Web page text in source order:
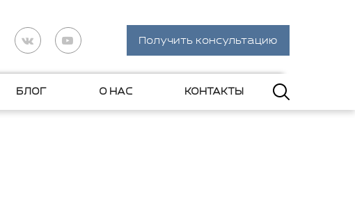
Получить консультацию
БЛОГ О НАС КОНТАКТЫ